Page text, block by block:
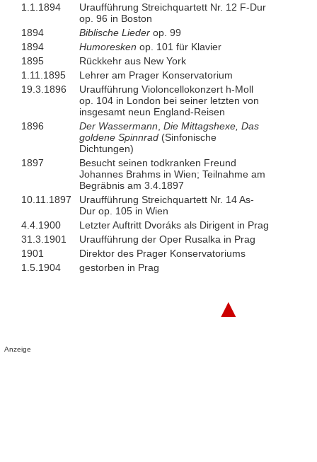
1.1.1894
Uraufführung Streichquartett Nr. 12 F-Dur
op. 96 in Boston
1894
Biblische Liederop. 99
1894
Humoresken op. 101 für Klavier
1895
Rückkehr aus New York
1.11.1895
Lehrer am Prager Konservatorium
19.3.1896
Uraufführung Violoncellokonzert h-Moll
op. 104 in London bei seiner letzten von
insgesamt neun England-Reisen
1896
Der Wassermann, Die Mittagshexe, Das
goldene Spinnrad(Sinfonische
Dichtungen)
1897
Besucht seinen todkranken Freund
Johannes Brahms in Wien; Teilnahme am
Begräbnis am 3.4.1897
10.11.1897
Uraufführung Streichquartett Nr. 14 As-
Dur op. 105 in Wien
4.4.1900
Letzter Auftritt Dvoráks als Dirigent in Prag
31.3.1901
Uraufführung der Oper Rusalka in Prag
1901
Direktor des Prager Konservatoriums
1.5.1904
gestorben in Prag
▲
Anzeige